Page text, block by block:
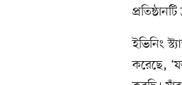
ইভিনিং
করেছে,